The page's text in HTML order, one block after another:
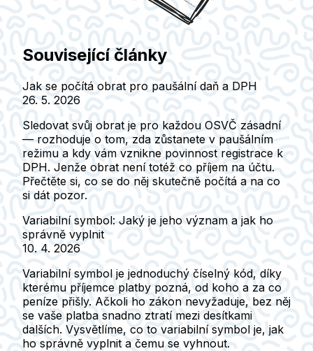
Související články
Jak se počítá obrat pro paušální daň a DPH
26. 5. 2026
Sledovat svůj obrat je pro každou OSVČ zásadní
— rozhoduje o tom, zda zůstanete v paušálním
režimu a kdy vám vznikne povinnost registrace k
DPH. Jenže obrat není totéž co příjem na účtu.
Přečtěte si, co se do něj skutečně počítá a na co
si dát pozor.
Variabilní symbol: Jaký je jeho význam a jak ho
správně vyplnit
10. 4. 2026
Variabilní symbol je jednoduchý číselný kód, díky
kterému příjemce platby pozná, od koho a za co
peníze přišly. Ačkoli ho zákon nevyžaduje, bez něj
se vaše platba snadno ztratí mezi desítkami
dalších. Vysvětlíme, co to variabilní symbol je, jak
ho správně vyplnit a čemu se vyhnout.